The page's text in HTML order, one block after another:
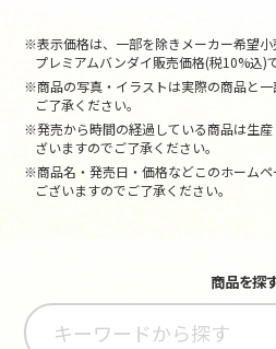
※表示価格は、一部を除きメーカー希望小
プレミアムバンダイ販売価格(税10%込)で
※商品の写真・イラストは実際の商品と
ご了承ください。
※発売から時間の経過している商品は生
ざいますのでご了承ください。
※商品名・発売日・価格などこのホーム
ございますのでご了承ください。
商品を探